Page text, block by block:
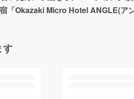
「Okazaki Micro Hotel ANGLE(ア
す